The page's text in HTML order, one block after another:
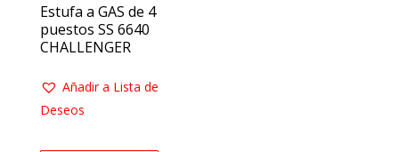
Estufa a GAS de 4
puestos SS 6640
CHALLENGER
Añadir a Lista de
Deseos